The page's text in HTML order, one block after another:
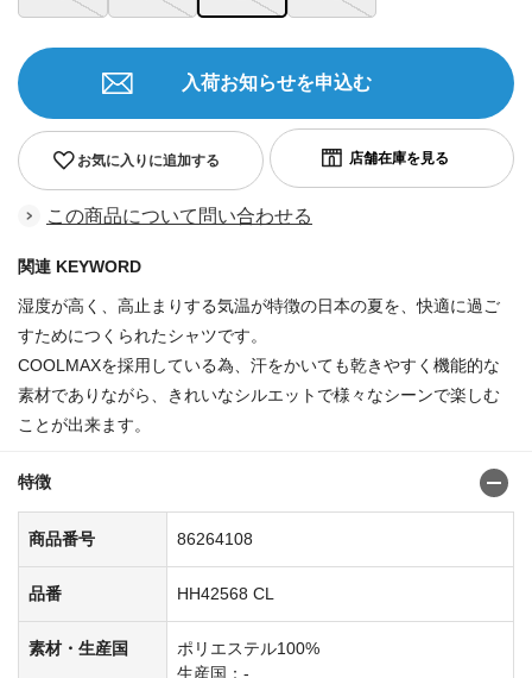
お気に入りに追加する
入荷お知らせを申込む
この商品について問い合わせる
関連 KEYWORD
湿度が高く、高止まりする気温が特徴の日本の夏を、快適に過ご
すためにつくられたシャツです。
COOLMAXを採用している為、汗をかいても乾きやすく機能的な
素材でありながら、きれいなシルエットで様々なシーンで楽しむ
ことが出来ます。
特徴
商品番号 86264108
品番 HH42568 CL
素材・生産国
ポリエステル100%
生産国：-